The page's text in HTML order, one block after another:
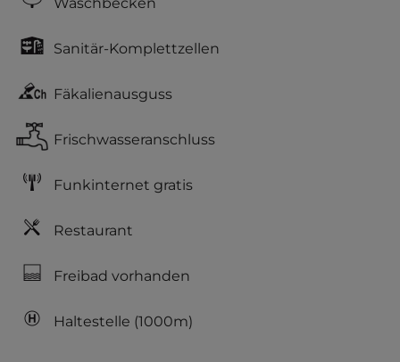
Sanitär-Komplettzellen
Fäkalienausguss
Frischwasseranschluss
Funkinternet gratis
Restaurant
Freibad vorhanden
Haltestelle (1000m)